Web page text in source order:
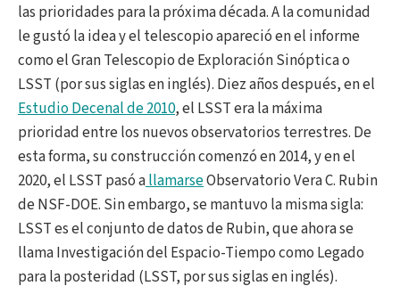
las prioridades para la próxima década. A la comunidad
le gustó la idea y el telescopio apareció en el informe
como el Gran Telescopio de Exploración Sinóptica o
LSST (por sus siglas en inglés). Diez años después, en el
Estudio Decenal de 2010, el LSST era la máxima
prioridad entre los nuevos observatorios terrestres. De
esta forma, su construcción comenzó en 2014, y en el
2020, el LSST pasó allamarseObservatorio Vera C. Rubin
de NSF-DOE. Sin embargo, se mantuvo la misma sigla:
LSST es el conjunto de datos de Rubin, que ahora se
llama Investigación del Espacio-Tiempo como Legado
para la posteridad (LSST, por sus siglas en inglés).